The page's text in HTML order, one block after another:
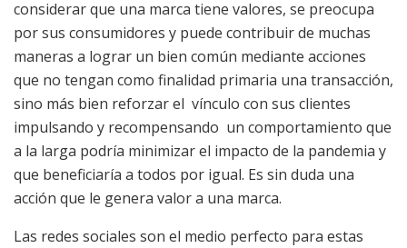
considerar que una marca tiene valores, se preocupa
por sus consumidores y puede contribuir de muchas
maneras a lograr un bien común mediante acciones
que no tengan como finalidad primaria una transacción,
sino más bien reforzar el vínculo con sus clientes
impulsando y recompensando un comportamiento que
a la larga podría minimizar el impacto de la pandemia y
que beneficiaría a todos por igual. Es sin duda una
acción que le genera valor a una marca.
Las redes sociales son el medio perfecto para estas